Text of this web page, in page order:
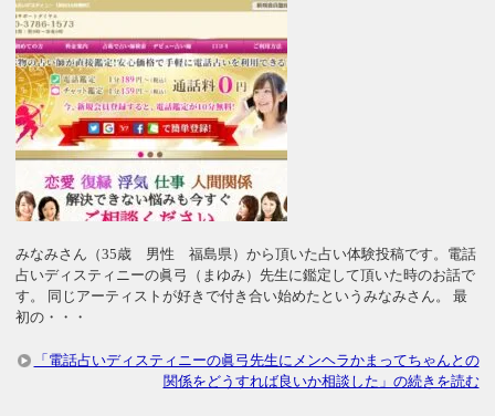
みなみさん（35歳 男性 福島県）から頂いた占い体験投稿です。電話
占いディスティニーの眞弓（まゆみ）先生に鑑定して頂いた時のお話で
す。 同じアーティストが好きで付き合い始めたというみなみさん。 最
初の・・・
「電話占いディスティニーの眞弓先生にメンヘラかまってちゃんとの
関係をどうすれば良いか相談した」の続きを読む